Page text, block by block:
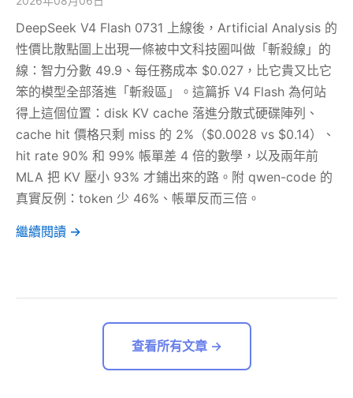
DeepSeek V4 Flash 0731 上線後，Artificial Analysis 的
性價比散點圖上出現一條被中文科技圈叫做「斬殺線」的
線：智力分數 49.9、每任務成本 $0.027，比它貴又比它
笨的模型全部落進「斬殺區」。這篇拆 V4 Flash 為何站
得上這個位置：disk KV cache 落進分散式硬碟陣列、
cache hit 價格只剩 miss 的 2%（$0.0028 vs $0.14）、
hit rate 90% 和 99% 帳單差 4 倍的數學，以及兩年前
MLA 把 KV 壓小 93% 才鋪出來的路。附 qwen-code 的
真實反例：token 少 46%、帳單反而三倍。
繼續閱讀 →
查看所有文章 →